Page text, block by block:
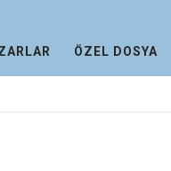
ÖZEL DOSYA